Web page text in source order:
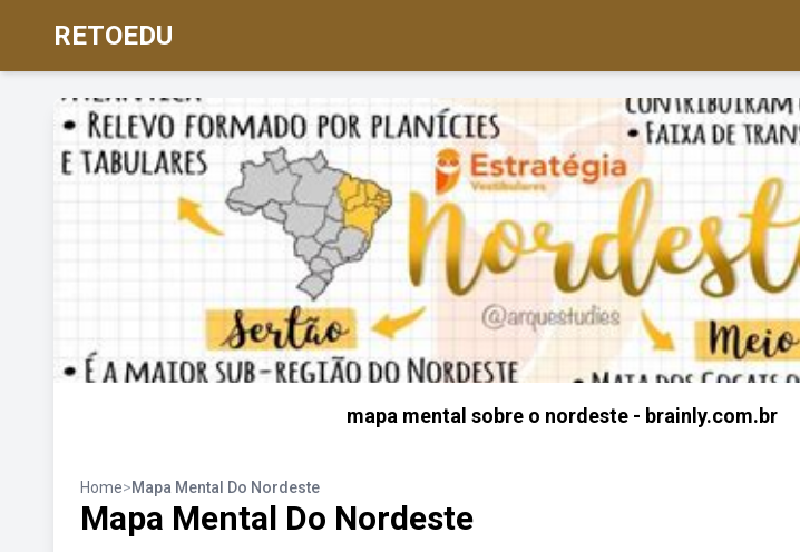
RETOEDU
mapa mental sobre o nordeste - brainly.com.br
Home>Mapa Mental Do Nordeste
Mapa Mental Do Nordeste